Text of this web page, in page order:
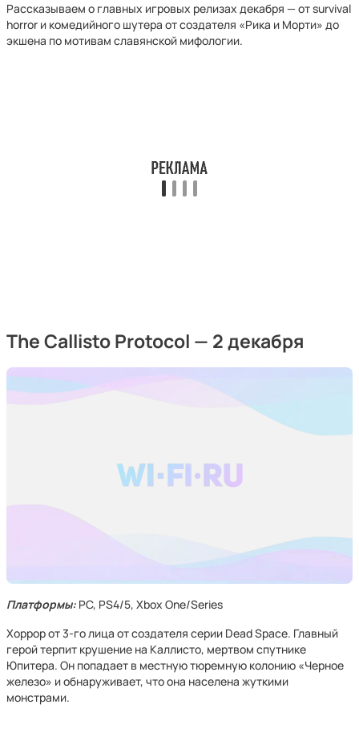
Рассказываем о главных игровых релизах декабря — от survival
horror и комедийного шутера от создателя «Рика и Морти» до
экшена по мотивам славянской мифологии.
The Callisto Protocol — 2 декабря
Платформы: PC, PS4/5, Xbox One/Series
Хоррор от 3-го лица от создателя серии Dead Space. Главный
герой терпит крушение на Каллисто, мертвом спутнике
Юпитера. Он попадает в местную тюремную колонию «Черное
железо» и обнаруживает, что она населена жуткими
монстрами.